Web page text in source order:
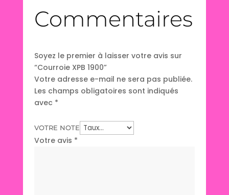
Commentaires
Soyez le premier à laisser votre avis sur
“Courroie XPB 1900”
Votre adresse e-mail ne sera pas publiée.
Les champs obligatoires sont indiqués
avec *
VOTRE NOTE
Votre avis *